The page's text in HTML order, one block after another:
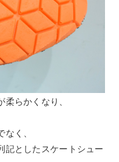
らかくなり、
く、
記としたスケートシュー